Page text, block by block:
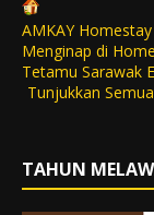
AMKAY
Menginap di
Tetamu Sarawak
Tunjukkan Semua
TAHUN